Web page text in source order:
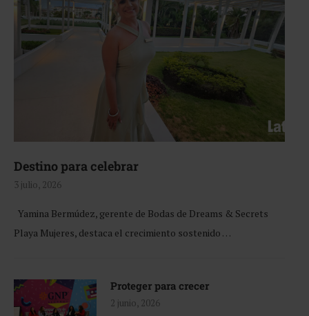
Destino para celebrar
3 julio, 2026
Yamina Bermúdez, gerente de Bodas de Dreams & Secrets
Playa Mujeres, destaca el crecimiento sostenido …
Proteger para crecer
2 junio, 2026